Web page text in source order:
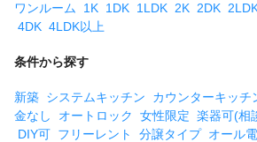
ワンルーム 1K 1DK 1LDK 2K 2DK
4DK 4LDK以上
条件から探す
新築 システムキッチン カウンターキッチ
金なし
オートロック 女性限定 楽器可(相
DIY可 フリーレント 分譲タイプ オール